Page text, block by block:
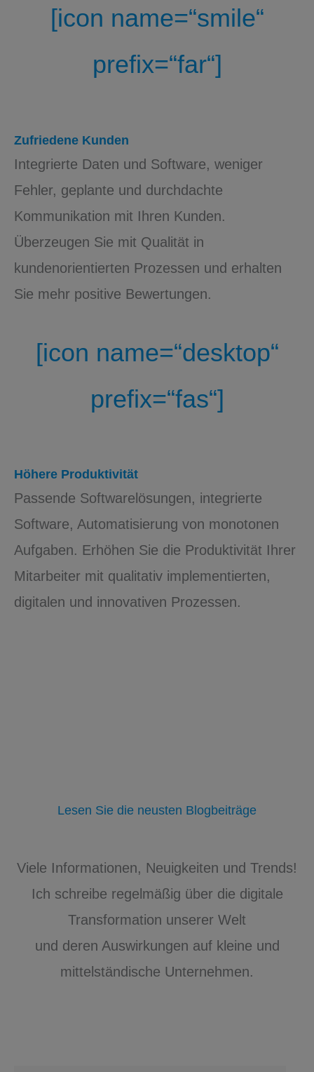
[icon name=“smile“
prefix=“far“]
Zufriedene Kunden
Integrierte Daten und Software, weniger
Fehler, geplante und durchdachte
Kommunikation mit Ihren Kunden.
Überzeugen Sie mit Qualität in
kundenorientierten Prozessen und erhalten
Sie mehr positive Bewertungen.
[icon name=“desktop“
prefix=“fas“]
Höhere Produktivität
Passende Softwarelösungen, integrierte
Software, Automatisierung von monotonen
Aufgaben. Erhöhen Sie die Produktivität Ihrer
Mitarbeiter mit qualitativ implementierten,
digitalen und innovativen Prozessen.
Lesen Sie die neusten Blogbeiträge
Viele Informationen, Neuigkeiten und Trends!
Ich schreibe regelmäßig über die digitale
Transformation unserer Welt
und deren Auswirkungen auf kleine und
mittelständische Unternehmen.